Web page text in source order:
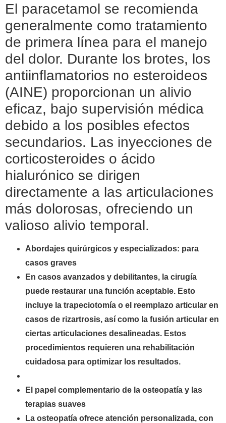
El paracetamol se recomienda
generalmente como tratamiento
de primera línea para el manejo
del dolor. Durante los brotes, los
antiinflamatorios no esteroideos
(AINE) proporcionan un alivio
eficaz, bajo supervisión médica
debido a los posibles efectos
secundarios. Las inyecciones de
corticosteroides o ácido
hialurónico se dirigen
directamente a las articulaciones
más dolorosas, ofreciendo un
valioso alivio temporal.
Abordajes quirúrgicos y especializados: para
casos graves
En casos avanzados y debilitantes, la cirugía
puede restaurar una función aceptable. Esto
incluye la trapeciotomía o el reemplazo articular en
casos de rizartrosis, así como la fusión articular en
ciertas articulaciones desalineadas. Estos
procedimientos requieren una rehabilitación
cuidadosa para optimizar los resultados.
El papel complementario de la osteopatía y las
terapias suaves
La osteopatía ofrece atención personalizada, con